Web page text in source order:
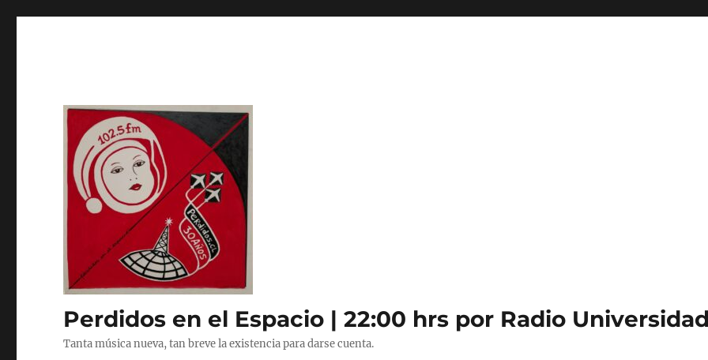
Perdidos en el Espacio | 22:00 hrs por Radio
Tanta música nueva, tan breve la existencia para darse cuenta.